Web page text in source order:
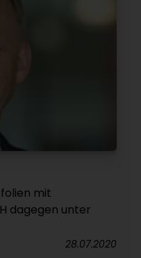
mit
dagegen unter
28.07.2020